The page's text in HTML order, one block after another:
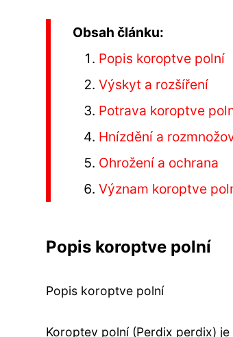
Obsah článku:
Popis koroptve polní
Výskyt a rozšíření
Potrava koroptve
Hnízdění a
Ohrožení a ochrana
Význam koroptve
Popis koroptve polní
Popis koroptve polní
Koroptev polní (Perdix perdix)